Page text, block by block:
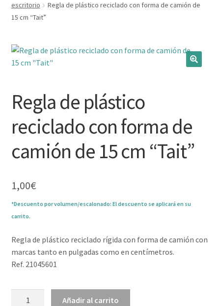
menú
Catálogo
Técnicas del grabado
Buscar
escritorio
Regla de plástico reciclado con forma de camión de
15 cm “Tait”
Regla de plástico
reciclado con forma de
camión de 15 cm “Tait”
1,00€
*Descuento por volumen/escalonado: El descuento se aplicará en su
carrito.
Regla de plástico reciclado rígida con forma de camión con
marcas tanto en pulgadas como en centímetros.
Ref. 21045601
Añadir al carrito